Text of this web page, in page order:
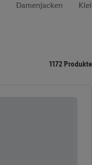
Damenjacken
1172 Produkte